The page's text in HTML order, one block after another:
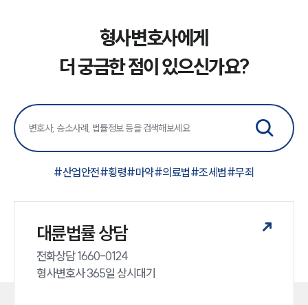
형사변호사에게
더 궁금한 점이 있으신가요?
#산업안전#횡령#마약#의료법#조세범#무죄
대륜법률 상담
전화상담 1660-0124
형사변호사 365일 상시대기